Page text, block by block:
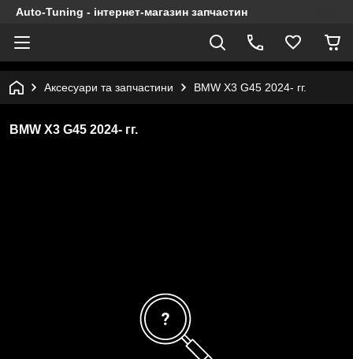
Auto-Tuning - інтернет-магазин запчастин
Аксесуари та запчастини BMW X3 G45 2024- гг.
BMW X3 G45 2024- гг.